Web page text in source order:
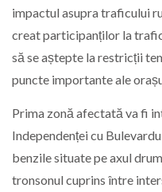
impactul asupra traficului
creat participanților la
să se aștepte la restricții
puncte importante ale
Prima zonă afectată va fi
Independenței cu
benzile situate pe axul
tronsonul cuprins între